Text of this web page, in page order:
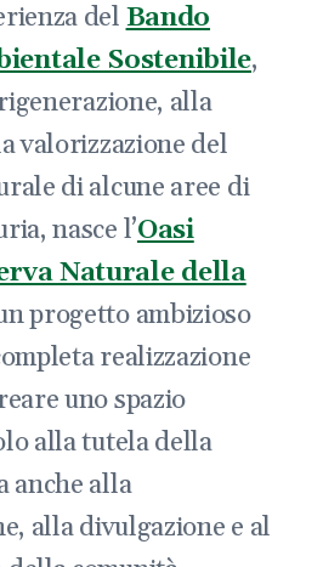
del Bando
Sostenibile,
alla
valorizzazione del
di alcune aree di
nasce l’Oasi
Naturale della
progetto ambizioso
realizzazione
uno spazio
alla tutela della
anche alla
alla divulgazione e al